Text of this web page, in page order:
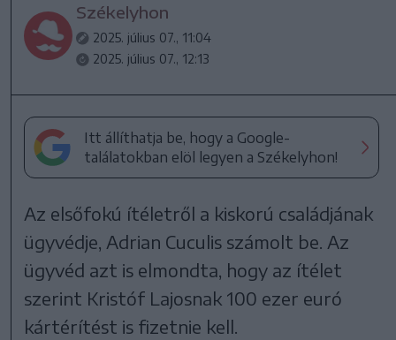
Székelyhon
2025. július 07., 11:04
2025. július 07., 12:13
Itt állíthatja be, hogy a Google-
találatokban elöl legyen a Székelyhon!
Az elsőfokú ítéletről a kiskorú családjának
ügyvédje, Adrian Cuculis számolt be. Az
ügyvéd azt is elmondta, hogy az ítélet
szerint Kristóf Lajosnak 100 ezer euró
kártérítést is fizetnie kell.